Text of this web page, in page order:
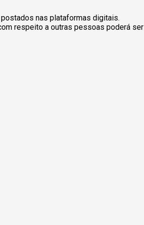
nas plataformas digitais.
respeito a outras pessoas poderá ser